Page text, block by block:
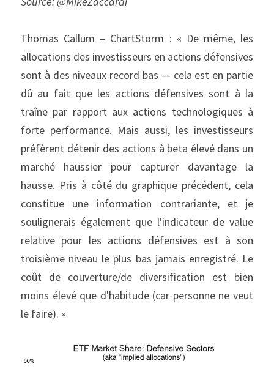
Thomas Callum – ChartStorm : « De même, les
allocations des investisseurs en actions défensives
sont à des niveaux record bas — cela est en partie
dû au fait que les actions défensives sont à la
traîne par rapport aux actions technologiques à
forte performance. Mais aussi, les investisseurs
préfèrent détenir des actions à beta élevé dans un
marché haussier pour capturer davantage la
hausse. Pris à côté du graphique précédent, cela
constitue une information contrariante, et je
soulignerais également que l'indicateur de value
relative pour les actions défensives est à son
troisième niveau le plus bas jamais enregistré. Le
coût de couverture/de diversification est bien
moins élevé que d'habitude (car personne ne veut
le faire). »